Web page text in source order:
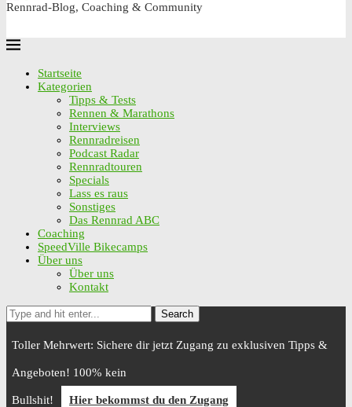
Rennrad-Blog, Coaching & Community
Startseite
Kategorien
Tipps & Tests
Rennen & Marathons
Interviews
Rennradreisen
Podcast Radar
Rennradtouren
Specials
Lass es raus
Sonstiges
Das Rennrad ABC
Coaching
SpeedVille Bikecamps
Über uns
Über uns
Kontakt
Search
Toller Mehrwert: Sichere dir jetzt Zugang zu exklusiven Tipps &
Angeboten! 100% kein
Bullshit! Hier bekommst du den Zugang